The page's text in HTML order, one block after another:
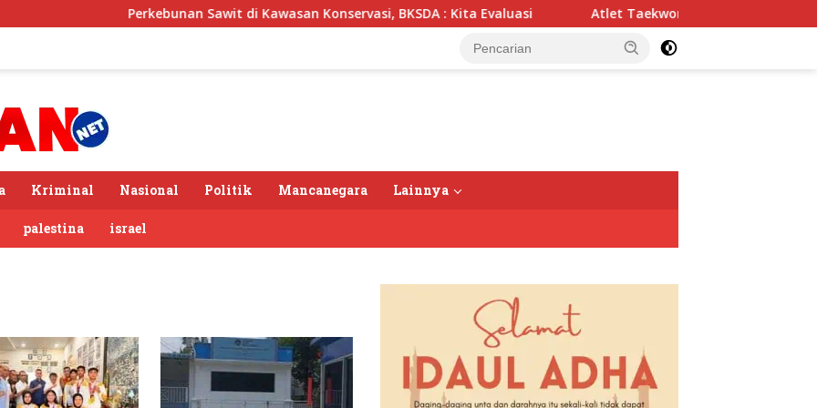
Perkebunan Sawit di Kawasan Konservasi, BKSDA : Kita Evaluasi Atlet Taekwondo Langkat Siap
Kriminal Nasional Politik Mancanegara Lainnya
palestina israel